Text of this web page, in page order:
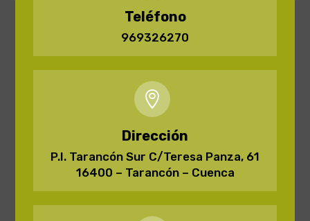
Teléfono
969326270

Dirección
P.I. Tarancón Sur C/Teresa Panza, 61
16400 – Tarancón – Cuenca